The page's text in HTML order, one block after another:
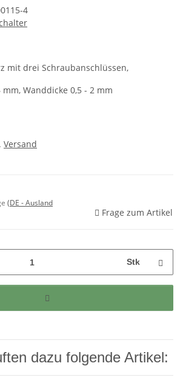
4
mit drei Schraubanschlüssen,
Wanddicke 0,5 - 2 mm
Versand
(DE - Ausland
Frage zum Artikel
Stk
dazu folgende Artikel: